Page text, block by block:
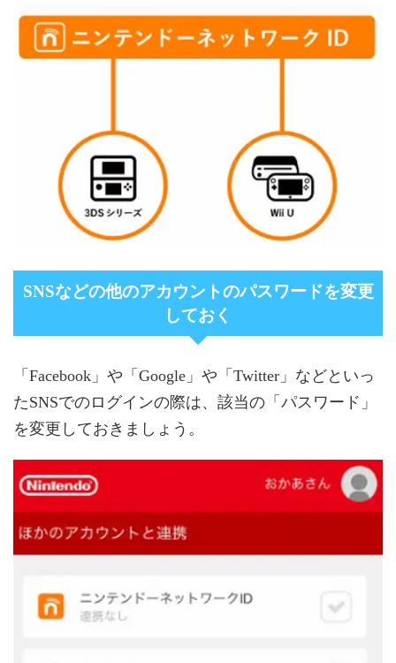
SNSなどの他のアカウントのパスワードを変更
しておく
「Facebook」や「Google」や「Twitter」などといっ
たSNSでのログインの際は、該当の「パスワード」
を変更しておきましょう。